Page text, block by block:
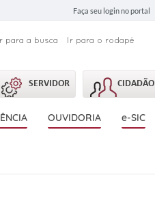
Faça seu login no portal
Ir para a busca Ir para o rodapé
SERVIDOR CIDADÃO
OUVIDORIA e-SIC